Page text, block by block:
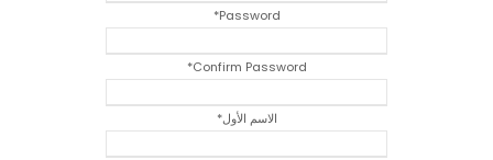
Password
*
Confirm Password
*
الاسم الأول*